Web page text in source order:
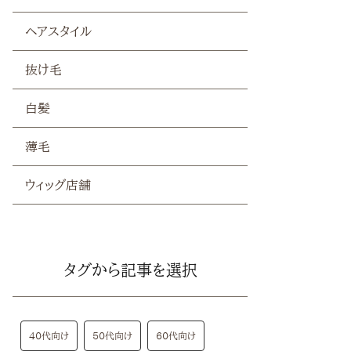
ヘアスタイル
抜け毛
白髪
薄毛
ウィッグ店舗
タグから記事を選択
40代向け 50代向け 60代向け